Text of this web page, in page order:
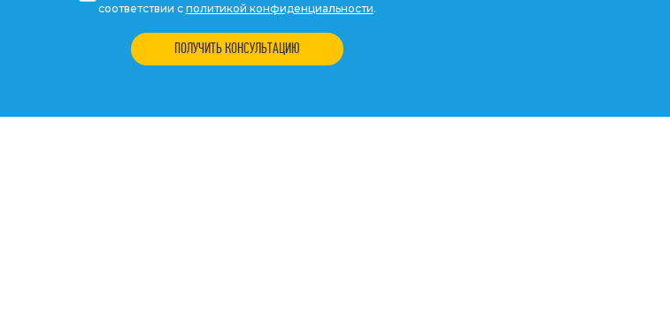
соответствии с политикой конфиденциальности.
ПОЛУЧИТЬ КОНСУЛЬТАЦИЮ